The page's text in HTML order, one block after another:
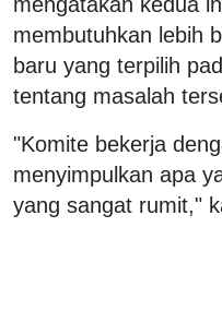
membutuhkan lebih
baru yang terpilih
tentang masalah
"Komite bekerja
menyimpulkan apa
yang sangat rumit,"